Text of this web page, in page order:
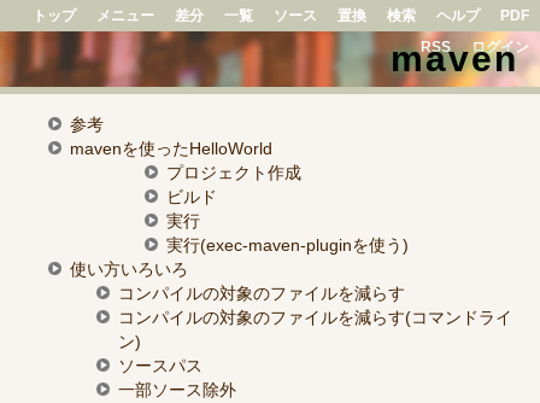
トップ メニュー 差分 一覧 ソース 置換 検索 ヘルプ
PDF
RSS
ログイン
maven
参考
mavenを使ったHelloWorld
プロジェクト作成
ビルド
実行
実行(exec-maven-pluginを使う)
使い方いろいろ
コンパイルの対象のファイルを減らす
コンパイルの対象のファイルを減らす(コマンドライ
ン)
ソースパス
一部ソース除外